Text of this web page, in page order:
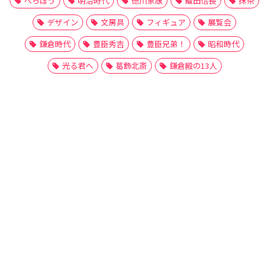
デザイン
文房具 フィギュア
展覧会
鎌倉時代
豊臣秀吉 豊臣兄弟！
昭和時代
光る君へ
葛飾北斎 鎌倉殿の13人